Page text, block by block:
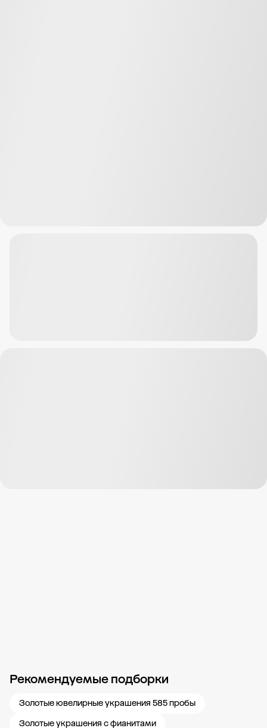
Рекомендуемые подборки
Золотые ювелирные украшения 585 пробы
Золотые украшения с фианитами
Новости компании Журнал ЗОЛОТОЙ Блог